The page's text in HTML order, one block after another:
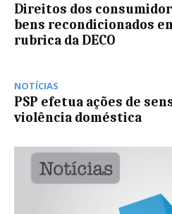
Direitos dos
bens recondicionados
rubrica da DECO
NOTÍCIAS
PSP efetua ações de
violência doméstica